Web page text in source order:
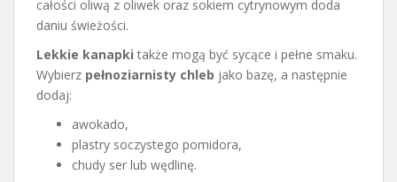
całości oliwą z oliwek oraz sokiem cytrynowym doda
daniu świeżości.
Lekkie kanapki także mogą być sycące i pełne smaku.
Wybierz pełnoziarnisty chleb jako bazę, a następnie
dodaj:
awokado,
plastry soczystego pomidora,
chudy ser lub wędlinę.